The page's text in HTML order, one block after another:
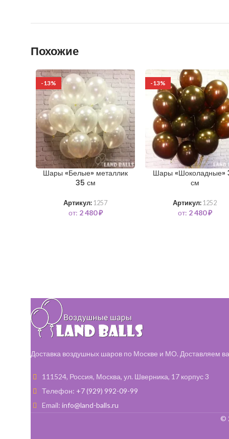
Похожие
-13%
Шары «Белые» металлик
35 см
Артикул: 1257
от: 2 480₽
-13%
Шары «Шоколадные»
см
Артикул: 1252
от: 2 480₽
Доставка воздушных шаров по Москве и МО. Доставляем
111524, Россия, Москва, ул. Шверника, 17 корпус 3
Телефон: +7 (929) 992-09-99
Email: info@land-balls.ru
©